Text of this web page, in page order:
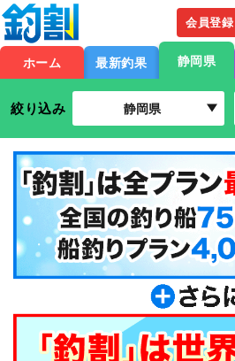
会員登録
ホーム 最新釣果 静岡県
絞り込み 静岡県